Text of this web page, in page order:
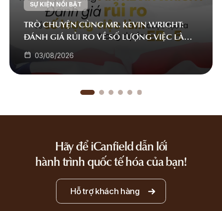
SỰ KIỆN NỔI BẬT
TRÒ CHUYỆN CÙNG MR. KEVIN WRIGHT:
ĐÁNH GIÁ RỦI RO VỀ SỐ LƯỢNG VIỆC LÀM
ĐƯỢC TẠO RA TRONG DỰ ÁN EB-5
03/08/2026
Hãy để iCanfield dẫn lối
hành trình quốc tế hóa của bạn!
Hỗ trợ khách hàng